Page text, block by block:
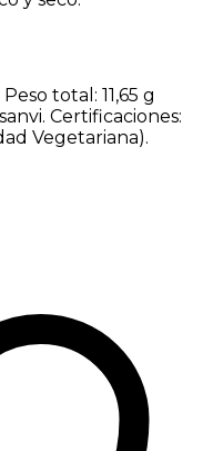
total: 11,65 g
Certificaciones:
Vegetariana).